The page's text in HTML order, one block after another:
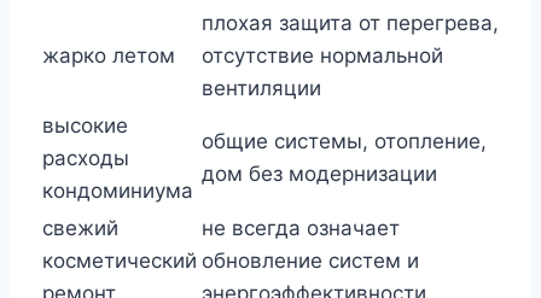
жарко летом
плохая защита от перегрева,
отсутствие нормальной
вентиляции
высокие
расходы
кондоминиума
общие системы, отопление,
дом без модернизации
свежий
косметический
не всегда означает
обновление систем и